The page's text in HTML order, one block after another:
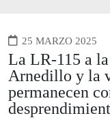
25 MARZO 2025
La LR-115 a
Arnedillo y la
permanecen